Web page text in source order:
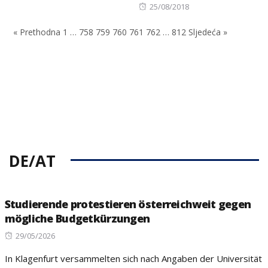
Posted
25/08/2018
« Prethodna 1 … 758 759 760 761 762 … 812 Sljedeća »
DE/AT
Studierende protestieren österreichweit gegen
mögliche Budgetkürzungen
Posted
29/05/2026
In Klagenfurt versammelten sich nach Angaben der Universität